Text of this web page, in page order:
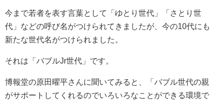
今まで若者を表す言葉として「ゆとり世代」「さとり世
代」などの呼び名がつけられてきましたが、今の10代にも
新たな世代名がつけられました。
それは「バブルJr世代」です。
博報堂の原田曜平さんに聞いてみると、「バブル世代の親
がサポートしてくれるのでいろいろなことができる環境で